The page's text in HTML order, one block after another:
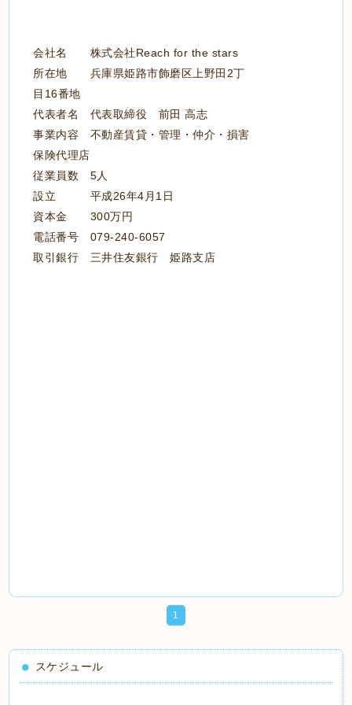
会社名 株式会社Reach for the stars
所在地 兵庫県姫路市飾磨区上野田2丁
目16番地
代表者名 代表取締役 前田 高志
事業内容 不動産賃貸・管理・仲介・損害
保険代理店
従業員数 5人
設立 平成26年4月1日
資本金 300万円
電話番号 079-240-6057
取引銀行 三井住友銀行 姫路支店
1
スケジュール